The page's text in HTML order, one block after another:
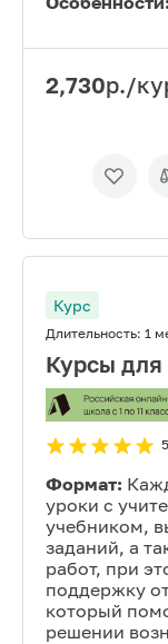
2,730р./
Курс
Длительность: 1
Курсы для
5
Формат:
уроки с
учебником,
заданий, а
работ, при
поддержку
который
решении